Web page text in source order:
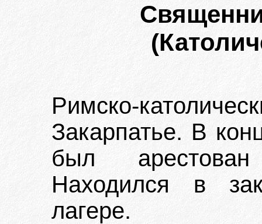
Римско-
Закарпатье. В
был
Находился в
лагере.